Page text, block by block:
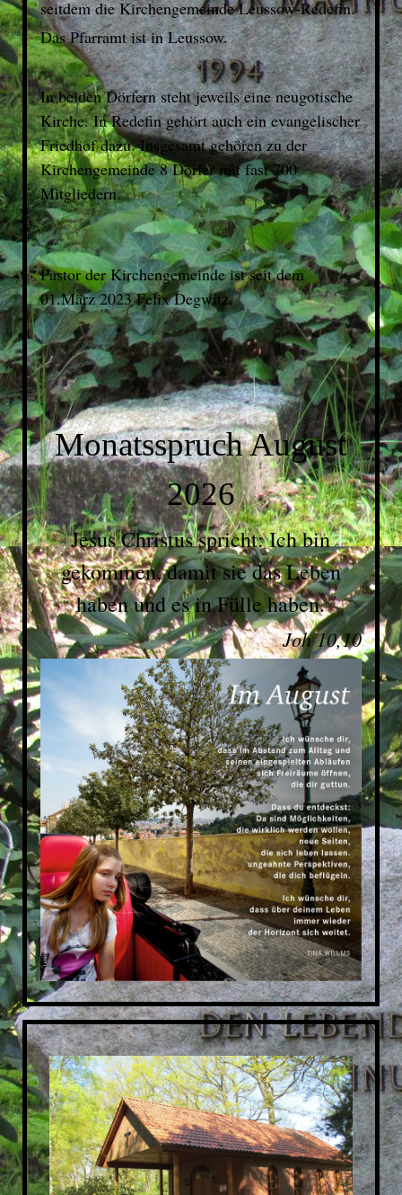
seitdem die Kirchengemeinde Leussow-Redefin.
Das Pfarramt ist in Leussow.
In beiden Dörfern steht jeweils eine neugotische
Kirche. In Redefin gehört auch ein evangelischer
Friedhof dazu. Insgesamt gehören zu der
Kirchengemeinde 8 Dörfer mit fast 700
Mitgliedern.
Pastor der Kirchengemeinde ist seit dem
01.März 2023 Felix Degwitz.
Monatsspruch August
2026
Jesus Christus spricht: Ich bin
gekommen, damit sie das Leben
haben und es in Fülle haben.
Joh 10,10